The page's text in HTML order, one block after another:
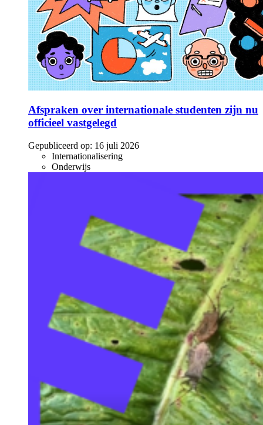
Afspraken over internationale studenten zijn nu
officieel vastgelegd
Gepubliceerd op: 16 juli 2026
Internationalisering
Onderwijs